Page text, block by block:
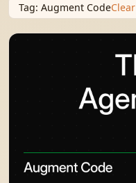
Tag: Augment CodeClear